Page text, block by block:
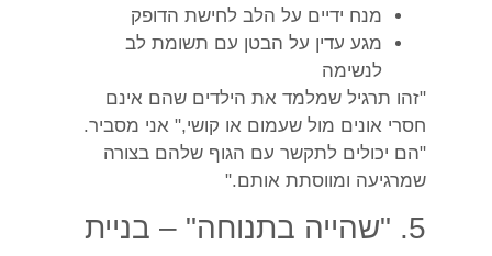
מנח ידיים על הלב לחישת הדופק
מגע עדין על הבטן עם תשומת לב
לנשימה
"זהו תרגיל שמלמד את הילדים שהם אינם
חסרי אונים מול שעמום או קושי," אני מסביר.
"הם יכולים לתקשר עם הגוף שלהם בצורה
שמרגיעה ומווסתת אותם."
5. "שהייה בתנוחה" – בניית